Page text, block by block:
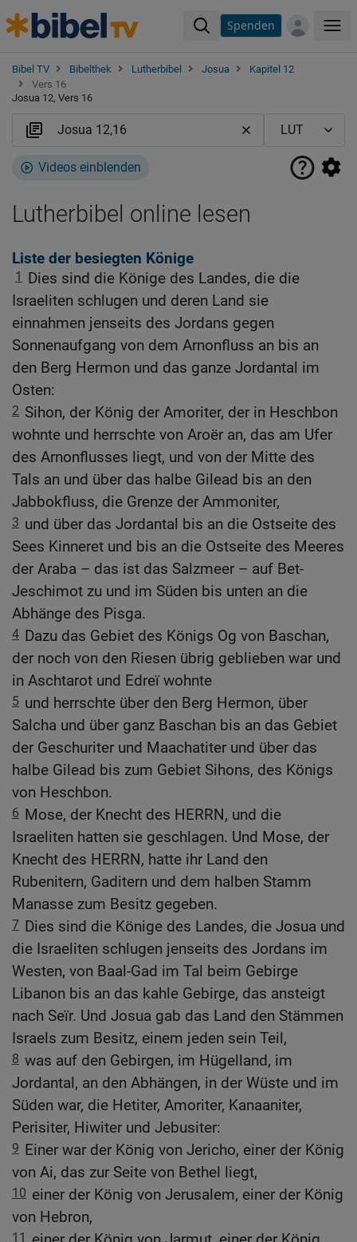
Spenden
Bibel TV Bibelthek Lutherbibel Josua
Kapitel 12
Vers 16
Josua 12, Vers 16
Videos einblenden
Lutherbibel online lesen
Liste der besiegten Könige
1
Dies sind die Könige des Landes, die die
Israeliten schlugen und deren Land sie
einnahmen jenseits des Jordans gegen
Sonnenaufgang von dem Arnonfluss an bis an
den Berg Hermon und das ganze Jordantal im
Osten:
2 Sihon, der König der Amoriter, der in Heschbon
wohnte und herrschte von Aroër an, das am Ufer
des Arnonflusses liegt, und von der Mitte des
Tals an und über das halbe Gilead bis an den
Jabbokfluss, die Grenze der Ammoniter,
3 und über das Jordantal bis an die Ostseite des
Sees Kinneret und bis an die Ostseite des Meeres
der Araba – das ist das Salzmeer – auf Bet-
Jeschimot zu und im Süden bis unten an die
Abhänge des Pisga.
4 Dazu das Gebiet des Königs Og von Baschan,
der noch von den Riesen übrig geblieben war und
in Aschtarot und Edreï wohnte
5 und herrschte über den Berg Hermon, über
Salcha und über ganz Baschan bis an das Gebiet
der Geschuriter und Maachatiter und über das
halbe Gilead bis zum Gebiet Sihons, des Königs
von Heschbon.
6 Mose, der Knecht des HERRN, und die
Israeliten hatten sie geschlagen. Und Mose, der
Knecht des HERRN, hatte ihr Land den
Rubenitern, Gaditern und dem halben Stamm
Manasse zum Besitz gegeben.
7 Dies sind die Könige des Landes, die Josua und
die Israeliten schlugen jenseits des Jordans im
Westen, von Baal-Gad im Tal beim Gebirge
Libanon bis an das kahle Gebirge, das ansteigt
nach Seïr. Und Josua gab das Land den Stämmen
Israels zum Besitz, einem jeden sein Teil,
8 was auf den Gebirgen, im Hügelland, im
Jordantal, an den Abhängen, in der Wüste und im
Süden war, die Hetiter, Amoriter, Kanaaniter,
Perisiter, Hiwiter und Jebusiter:
9 Einer war der König von Jericho, einer der König
von Ai, das zur Seite von Bethel liegt,
10 einer der König von Jerusalem, einer der König
von Hebron,
11